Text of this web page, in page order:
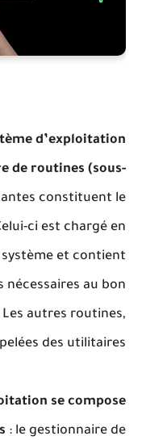
d’exploitation
de routines (sous-
constituent le
ci est chargé en
et contient
nécessaires au bon
autres routines,
des utilitaires.
se compose
: le gestionnaire de